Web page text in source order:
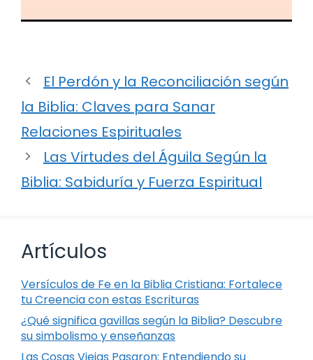
El Perdón y la Reconciliación según
la Biblia: Claves para Sanar
Relaciones Espirituales
Las Virtudes del Águila Según la
Biblia: Sabiduría y Fuerza Espiritual
Artículos
Versículos de Fe en la Biblia Cristiana: Fortalece
tu Creencia con estas Escrituras
¿Qué significa gavillas según la Biblia? Descubre
su simbolismo y enseñanzas
Las Cosas Viejas Pasaron: Entendiendo su